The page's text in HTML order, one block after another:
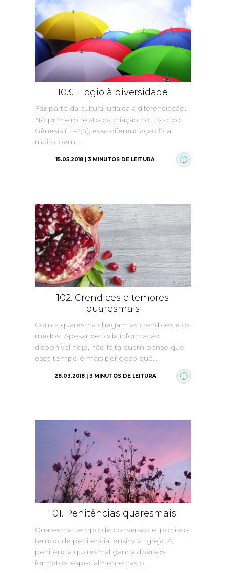
103. Elogio à diversidade
Faz parte da cultura judaica a diferenciação.
No primeiro relato da criação no Livro do
Gênesis (1,1–2,4), essa diferenciação fica
muito bem ...
15.05.2018 | 3 MINUTOS DE LEITURA
102. Crendices e temores
quaresmais
Com a quaresma chegam as crendices e os
medos. Apesar de toda informação
disponível hoje, não falta quem pense que
esse tempo é mais perigoso que...
28.03.2018 | 3 MINUTOS DE LEITURA
101. Penitências quaresmais
Quaresma: tempo de conversão e, por isso,
tempo de penitência, ensina a Igreja. A
penitência quaresmal ganha diversos
formatos, especialmente nas p...